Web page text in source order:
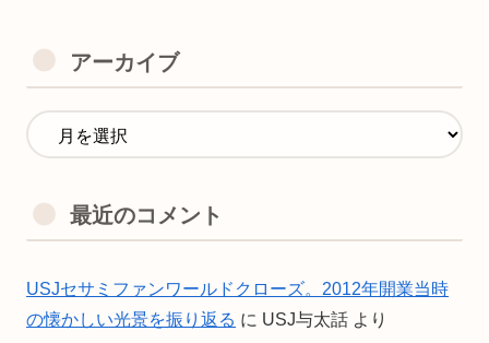
アーカイブ
最近のコメント
USJセサミファンワールドクローズ。2012年開業当時
の懐かしい光景を振り返る に USJ与太話 より